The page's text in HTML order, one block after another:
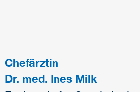
Chefärztin
Dr. med. Ines Milk